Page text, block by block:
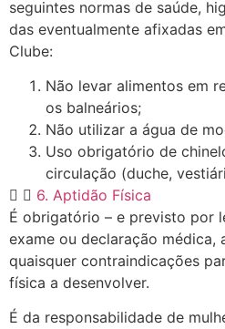
seguintes normas de saúde,
das eventualmente afixadas
Clube:
Não levar alimentos em
os balneários;
Não utilizar a água de
Uso obrigatório de
circulação (duche,
6. Aptidão Física
É obrigatório – e previsto por
exame ou declaração médica,
quaisquer contraindicações
física a desenvolver.
É da responsabilidade de